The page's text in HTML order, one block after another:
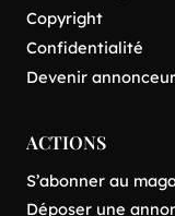
Copyright
Confidentialité
Devenir annonceur
ACTIONS
S’abonner au
Déposer une